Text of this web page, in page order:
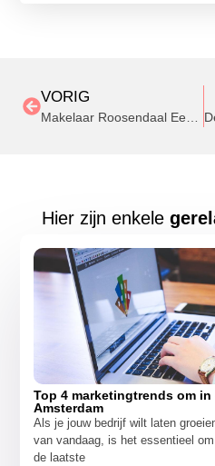
VORIG
Hier zijn enkele
Top 4 marketingtrends om
Amsterdam
Als je jouw bedrijf wilt laten
van vandaag, is het essentieel
de laatste